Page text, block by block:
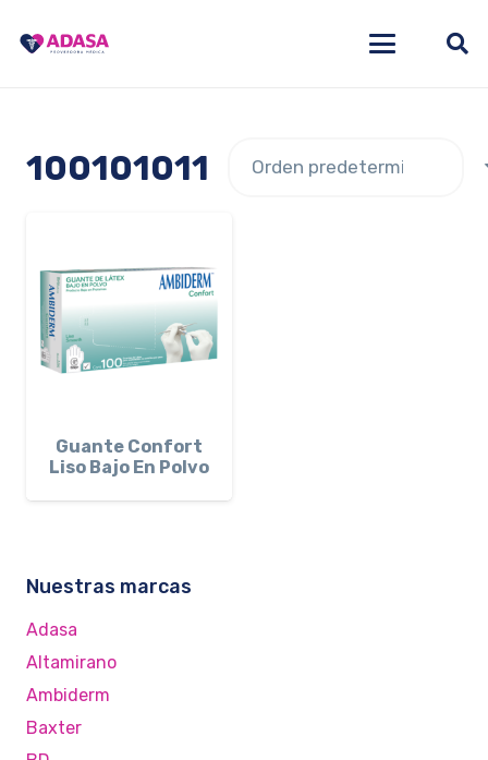
100101011
Guante Confort
Liso Bajo En Polvo
Nuestras marcas
Adasa
Altamirano
Ambiderm
Baxter